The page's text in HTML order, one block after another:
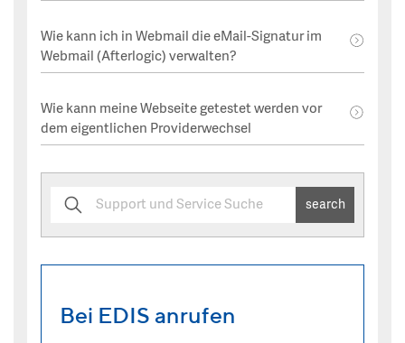
Wie kann ich in Webmail die eMail-Signatur im
Webmail (Afterlogic) verwalten?
Wie kann meine Webseite getestet werden vor
dem eigentlichen Providerwechsel
search
Bei EDIS anrufen